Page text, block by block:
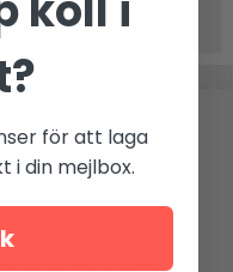
för att laga
i din mejlbox.